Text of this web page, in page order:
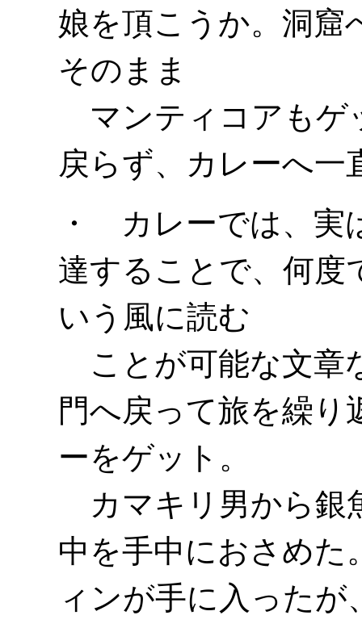
娘を頂こうか。洞窟
そのまま
マンティコアもゲ
戻らず、カレーへ一
・ カレーでは、実
達することで、何度
いう風に読む
ことが可能な文章
門へ戻って旅を繰
ーをゲット。
カマキリ男から銀
中を手中におさめた
ィンが手に入ったが